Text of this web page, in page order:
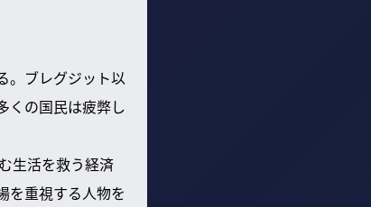
。ブレグジット以
くの国民は疲弊し
生活を救う経済
を重視する人物を